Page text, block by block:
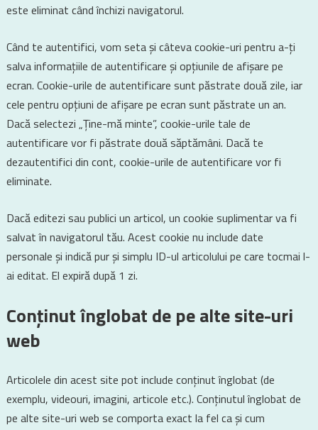
este eliminat când închizi navigatorul.
Când te autentifici, vom seta și câteva cookie-uri pentru a-ți
salva informațiile de autentificare și opțiunile de afișare pe
ecran. Cookie-urile de autentificare sunt păstrate două zile, iar
cele pentru opțiuni de afișare pe ecran sunt păstrate un an.
Dacă selectezi „Ține-mă minte”, cookie-urile tale de
autentificare vor fi păstrate două săptămâni. Dacă te
dezautentifici din cont, cookie-urile de autentificare vor fi
eliminate.
Dacă editezi sau publici un articol, un cookie suplimentar va fi
salvat în navigatorul tău. Acest cookie nu include date
personale și indică pur și simplu ID-ul articolului pe care tocmai l-
ai editat. El expiră după 1 zi.
Conținut înglobat de pe alte site-uri
web
Articolele din acest site pot include conținut înglobat (de
exemplu, videouri, imagini, articole etc.). Conținutul înglobat de
pe alte site-uri web se comporta exact la fel ca și cum